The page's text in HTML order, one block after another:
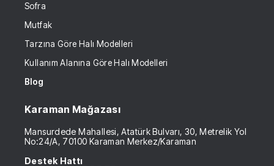
Sofra
Mutfak
Tarzına Göre Halı Modelleri
Kullanım Alanına Göre Halı Modelleri
Blog
Karaman Mağazası
Mansurdede Mahallesi, Atatürk Bulvarı, 30, Metrelik Yol
No:24/A, 70100 Karaman Merkez/Karaman
Destek Hattı